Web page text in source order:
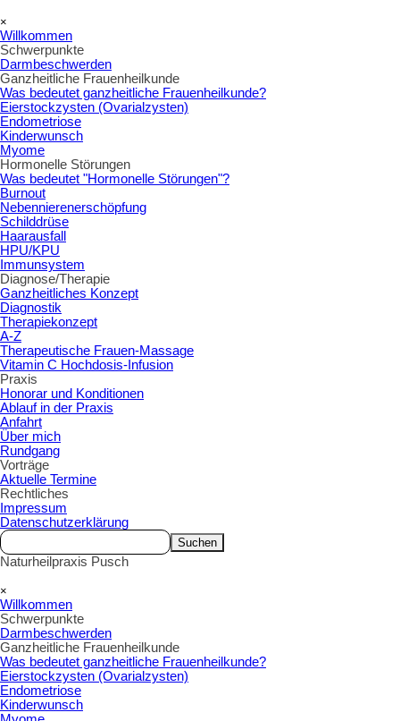
×
Willkommen
Schwerpunkte
Darmbeschwerden
Ganzheitliche Frauenheilkunde
Was bedeutet ganzheitliche Frauenheilkunde?
Eierstockzysten (Ovarialzysten)
Endometriose
Kinderwunsch
Myome
Hormonelle Störungen
Was bedeutet "Hormonelle Störungen"?
Burnout
Nebennierenerschöpfung
Schilddrüse
Haarausfall
HPU/KPU
Immunsystem
Diagnose/Therapie
Ganzheitliches Konzept
Diagnostik
Therapiekonzept
A-Z
Therapeutische Frauen-Massage
Vitamin C Hochdosis-Infusion
Praxis
Honorar und Konditionen
Ablauf in der Praxis
Anfahrt
Über mich
Rundgang
Vorträge
Aktuelle Termine
Rechtliches
Impressum
Datenschutzerklärung
Suchen
Naturheilpraxis Pusch
×
Willkommen
Schwerpunkte
Darmbeschwerden
Ganzheitliche Frauenheilkunde
Was bedeutet ganzheitliche Frauenheilkunde?
Eierstockzysten (Ovarialzysten)
Endometriose
Kinderwunsch